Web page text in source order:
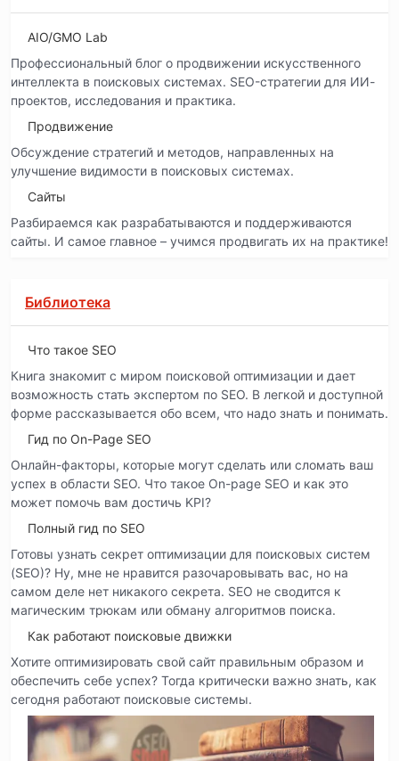
AIO/GMO Lab
Профессиональный блог о продвижении искусственного
интеллекта в поисковых системах. SEO-стратегии для ИИ-
проектов, исследования и практика.
Продвижение
Обсуждение стратегий и методов, направленных на
улучшение видимости в поисковых системах.
Сайты
Разбираемся как разрабатываются и поддерживаются
сайты. И самое главное – учимся продвигать их на практике!
Библиотека
Что такое SEO
Книга знакомит с миром поисковой оптимизации и дает
возможность стать экспертом по SEO. В легкой и доступной
форме рассказывается обо всем, что надо знать и понимать.
Гид по On-Page SEO
Онлайн-факторы, которые могут сделать или сломать ваш
успех в области SEO. Что такое On-page SEO и как это
может помочь вам достичь KPI?
Полный гид по SEO
Готовы узнать секрет оптимизации для поисковых систем
(SEO)? Ну, мне не нравится разочаровывать вас, но на
самом деле нет никакого секрета. SEO не сводится к
магическим трюкам или обману алгоритмов поиска.
Как работают поисковые движки
Хотите оптимизировать свой сайт правильным образом и
обеспечить себе успех? Тогда критически важно знать, как
сегодня работают поисковые системы.